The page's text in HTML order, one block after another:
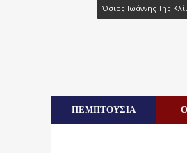
Όσιος Ιωάννης Της
ΠΕΜΠΤΟΥΣΙΑ